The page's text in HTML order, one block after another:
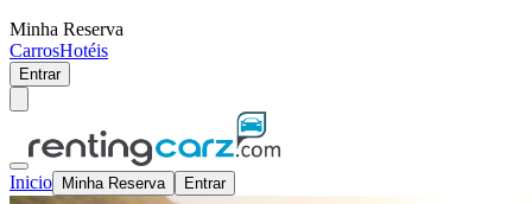
Minha Reserva
CarrosHotéis
Entrar
Inicio Minha Reserva Entrar